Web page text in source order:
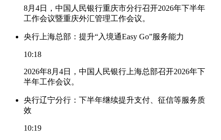
8月4日，中国人民银行重庆市分行召开2026年下半年
工作会议暨重庆外汇管理工作会议。
央行上海总部：提升“入境通Easy Go”服务能力
10:18
2026年8月4日，中国人民银行上海总部召开2026年下
半年工作会议。
央行辽宁分行：下半年继续提升支付、征信等服务质
效
10:19